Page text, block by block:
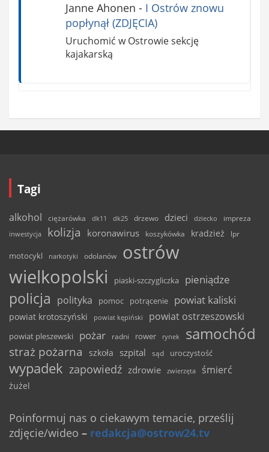
Janne Ahonen - I Ostrów znowu
popłynął (ZDJĘCIA)
Uruchomić w Ostrowie sekcję
kajakarską
Tagi
alkohol ciężarówka dk11 dk25 drzewo dzieci dziecko
impreza
inwestycja
kolizja koronawirus koszykówka kradzież lpr
motocykl narkotyki odolanów
ostrów
wielkopolski
piaski-szczygliczka pieniądze
policja polityka pomoc potrącenie powiat kaliski
powiat krotoszyński powiat kępiński powiat ostrzeszowski
powiat pleszewski pożar radni rower rynek samochód
straż pożarna szkoła szpital sąd uroczystość
wypadek zapowiedź zdrowie zwierzęta śmierć
żużel
Poinformuj nas o ciekawym temacie, prześlij
zdjęcie/wideo – redakcja@ostrow24.tv